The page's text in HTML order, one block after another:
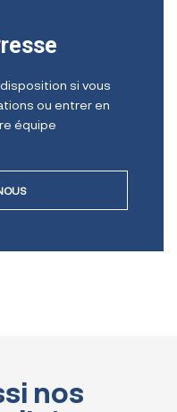
si vous
ou entrer en
équipe
nos